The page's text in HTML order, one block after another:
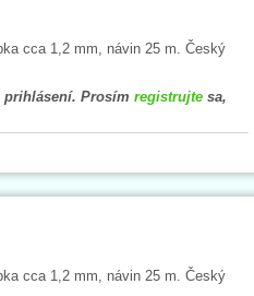
cca 1,2 mm, návin 25 m. Český
prihlásení. Prosím registrujtesa,
cca 1,2 mm, návin 25 m. Český